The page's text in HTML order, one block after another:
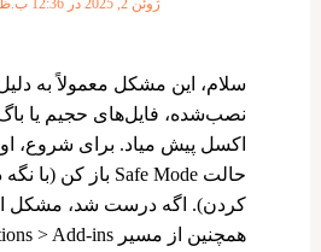
ژوئن 2, 2025 در 12:36 ب.ظ
سلام، این مشکل معمولاً به
نصب‌شده، فایل‌های حجیم یا
اکسل پیش میاد. برای شروع،
کردن). اگه درست شد، مشکل